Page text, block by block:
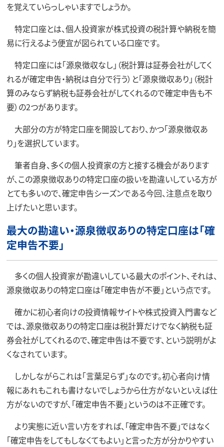
を覚えていらっしゃいますでしょうか。
特定口座とは、個人投資家が株式投資の税計算や納税を簡
易に行えるよう便宜が図られている口座です。
特定口座には「源泉徴収なし」（税計算は証券会社がしてく
れるが確定申告・納税は自分で行う）と「源泉徴収あり」（税計
算のみならず納税も証券会社がしてくれるので確定申告も不
要）の2つがあります。
大部分の方が特定口座を開設しており、かつ「源泉徴収あ
り」を選択しています。
筆者自身、多くの個人投資家の方と接する機会があります
が、この源泉徴収ありの特定口座の扱いを勘違いしている方が
とても多いので、確定申告シーズンである今回、注意点を取り
上げたいと思います。
最大の勘違い・源泉徴収ありの特定口座は「確
定申告不要」
多くの個人投資家が勘違いしている最大のポイント、それは、
源泉徴収ありの特定口座は「確定申告が不要」という点です。
確かに初心者向けの投資情報サイトや株式投資入門書など
では、源泉徴収ありの特定口座は税計算だけでなく納税も証
券会社がしてくれるので、確定申告は不要です、という説明がよ
くなされています。
しかしながらこれは「言葉足らず」なのです。初心者向け情
報にあれもこれも書けないでしょうから仕方がないといえば仕
方がないのですが、「確定申告不要」というのは不正確です。
より実態に近い言い方をすれば、「確定申告不要」ではなく
「確定申告をしてもしなくてもよい」と言った方が分かりやすい